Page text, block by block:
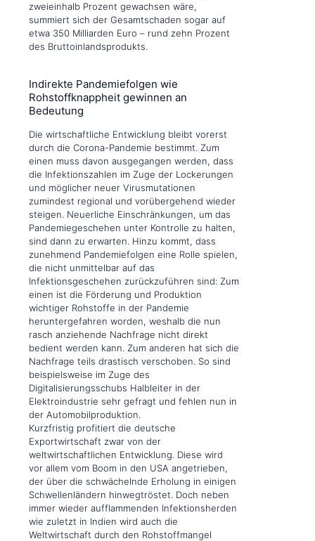
zweieinhalb Prozent gewachsen wäre,
summiert sich der Gesamtschaden sogar auf
etwa 350 Milliarden Euro – rund zehn Prozent
des Bruttoinlandsprodukts.
Indirekte Pandemiefolgen wie
Rohstoffknappheit gewinnen an
Bedeutung
Die wirtschaftliche Entwicklung bleibt vorerst
durch die Corona-Pandemie bestimmt. Zum
einen muss davon ausgegangen werden, dass
die Infektionszahlen im Zuge der Lockerungen
und möglicher neuer Virusmutationen
zumindest regional und vorübergehend wieder
steigen. Neuerliche Einschränkungen, um das
Pandemiegeschehen unter Kontrolle zu halten,
sind dann zu erwarten. Hinzu kommt, dass
zunehmend Pandemiefolgen eine Rolle spielen,
die nicht unmittelbar auf das
Infektionsgeschehen zurückzuführen sind: Zum
einen ist die Förderung und Produktion
wichtiger Rohstoffe in der Pandemie
heruntergefahren worden, weshalb die nun
rasch anziehende Nachfrage nicht direkt
bedient werden kann. Zum anderen hat sich die
Nachfrage teils drastisch verschoben. So sind
beispielsweise im Zuge des
Digitalisierungsschubs Halbleiter in der
Elektroindustrie sehr gefragt und fehlen nun in
der Automobilproduktion.
Kurzfristig profitiert die deutsche
Exportwirtschaft zwar von der
weltwirtschaftlichen Entwicklung. Diese wird
vor allem vom Boom in den USA angetrieben,
der über die schwächelnde Erholung in einigen
Schwellenländern hinwegtröstet. Doch neben
immer wieder aufflammenden Infektionsherden
wie zuletzt in Indien wird auch die
Weltwirtschaft durch den Rohstoffmangel